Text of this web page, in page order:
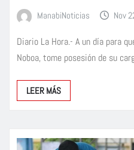
ManabiNoticias Nov
Diario La Hora.- A un día para
Noboa, tome posesión de su
LEER MÁS